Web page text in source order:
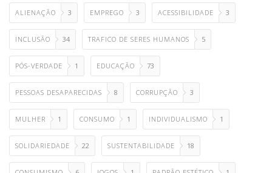
ALIENAÇÃO 3 EMPREGO 3 ACESSIBILIDADE 3
INCLUSÃO 34 TRAFICO DE SERES HUMANOS 5
PÓS-VERDADE 1 EDUCAÇÃO 73
PESSOAS DESAPARECIDAS 8 CORRUPÇÃO 3
MULHER 1 CONSUMO 1 INDIVIDUALISMO 1
SOLIDARIEDADE 22 SUSTENTABILIDADE 18